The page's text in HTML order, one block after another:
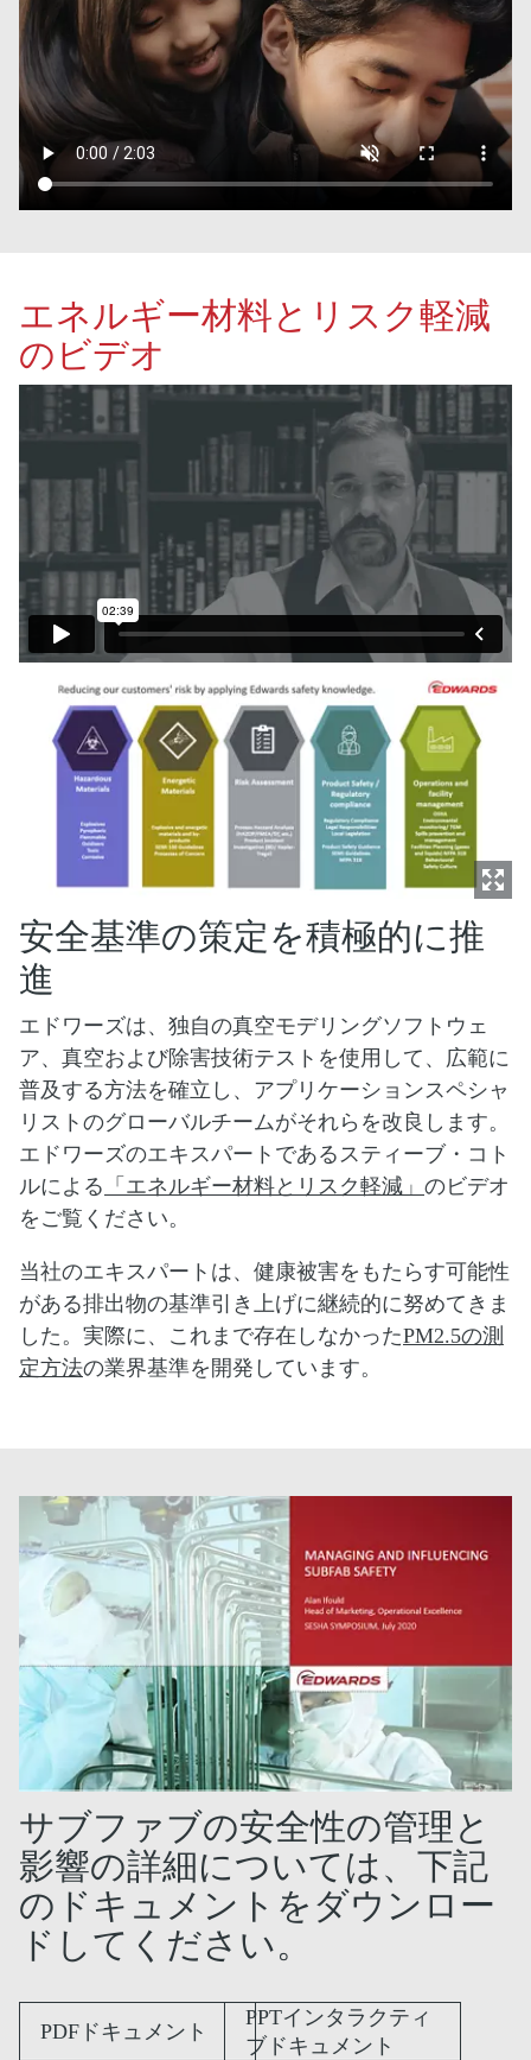
エネルギー材料とリスク軽減
のビデオ
安全基準の策定を積極的に推
進
エドワーズは、独自の真空モデリングソフトウェ
ア、真空および除害技術テストを使用して、広範に
普及する方法を確立し、アプリケーションスペシャ
リストのグローバルチームがそれらを改良します。
エドワーズのエキスパートであるスティーブ・コト
ルによる 「エネルギー材料とリスク軽減」 のビデオ
をご覧ください。
当社のエキスパートは、健康被害をもたらす可能性
がある排出物の基準引き上げに継続的に努めてきま
した。実際に、これまで存在しなかったPM2.5の測
定方法の業界基準を開発しています。
サブファブの安全性の管理と
影響の詳細については、下記
のドキュメントをダウンロー
ドしてください。
PDFドキュメント
PPTインタラクティ
ブドキュメント